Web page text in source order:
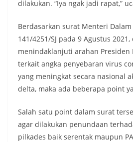
dilakukan. “Iya ngak jadi rapat,”
Berdasarkan surat Menteri
141/4251/SJ pada 9 Agustus
menindaklanjuti arahan Presiden
terkait angka penyebaran virus
yang meningkat secara nasional
delta, maka ada beberapa point
Salah satu point dalam surat
agar dilakukan penundaan
pilkades baik serentak maupun